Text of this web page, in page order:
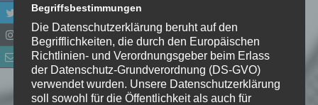
Name*
E-Mail-Adresse*
Website
Begriffsbestimmungen
Die Datenschutzerklärung beruht auf den
Begrifflichkeiten, die durch den Europäischen
Richtlinien- und Verordnungsgeber beim Erlass
der Datenschutz-Grundverordnung (DS-GVO)
verwendet wurden. Unsere Datenschutzerklärung
soll sowohl für die Öffentlichkeit als auch für